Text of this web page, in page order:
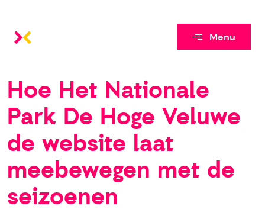
Menu
Hoe Het Nationale
Park De Hoge Veluwe
de website laat
meebewegen met de
seizoenen